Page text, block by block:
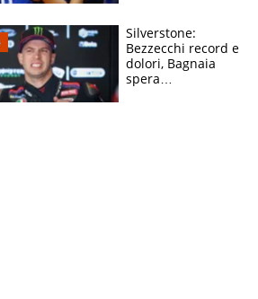
Silverstone:
Bezzecchi record e
dolori, Bagnaia
spera